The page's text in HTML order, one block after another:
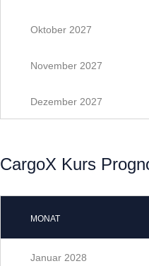
Oktober 2027
November 2027
Dezember 2027
CargoX Kurs
MONAT
Januar 2028